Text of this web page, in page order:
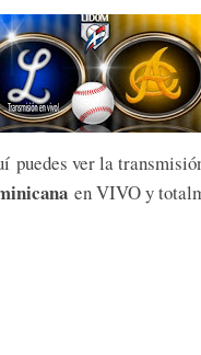
puedes ver la
en VIVO y